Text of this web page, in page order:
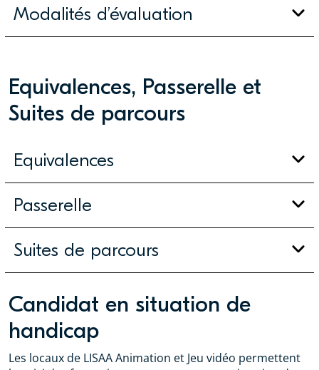
Modalités d’évaluation
Equivalences, Passerelle et
Suites de parcours
Equivalences
Passerelle
Suites de parcours
Candidat en situation de
handicap
Les locaux de LISAA Animation et Jeu vidéo permettent